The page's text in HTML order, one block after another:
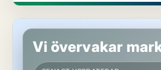
Lägenhet i Gotland, Fårösund
Vi övervakar